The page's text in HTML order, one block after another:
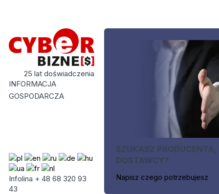
25 lat doświadczenia
INFORMACJA
GOSPODARCZA
Infolina + 48 68 320 93
43
SZUKASZ PRODUCENTA,
DOSTAWCY?
Napisz czego potrzebujesz